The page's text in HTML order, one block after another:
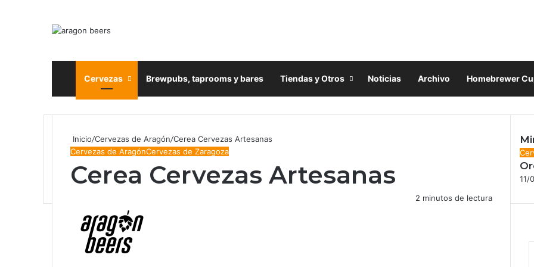
InicioCervezas Brewpubs, taprooms y bares Tiendas y Otros Noticias Archivo Homebrewer
Inicio/Cervezas de Aragón/Cerea Cervezas Artesanas
Cervezas de AragónCervezas de Zaragoza
Cerea Cervezas Artesanas
2 minutos de lectura
11/